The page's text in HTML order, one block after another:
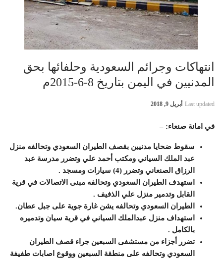
انتهاكات وجرائم السعودية وحلفائها بحق
المدنيين في اليمن بتاريخ 8-6-2015م
Last updated أبريل 9, 2018
في امانة صنعاء: –
سقوط ضحايا مدنيين بقصف الطيران السعودي وتحالفه منزل
عبد الملك السياني ومكتب أحمد علي وتضرر مدرسة عبد
الرزاق الصنعاني وتضرر (4) سيارات ومسجد .
استهدف الطيران السعودي وتحالفه مبنى الاتصالات في قرية
القابل وتدمير منزل علي الذفيف .
الطيران السعودي وتحالفه يشن غارة جوية على جبل عطان.
استهداف منزل عبدالملك السياني في قرية سيان وتدميره
بالكامل .
تضرر أجزاء من مستشفى السبعين جراء قصف الطيران
السعودي وتحالفه على منطقة السبعين ووقوع اصابات طفيفة